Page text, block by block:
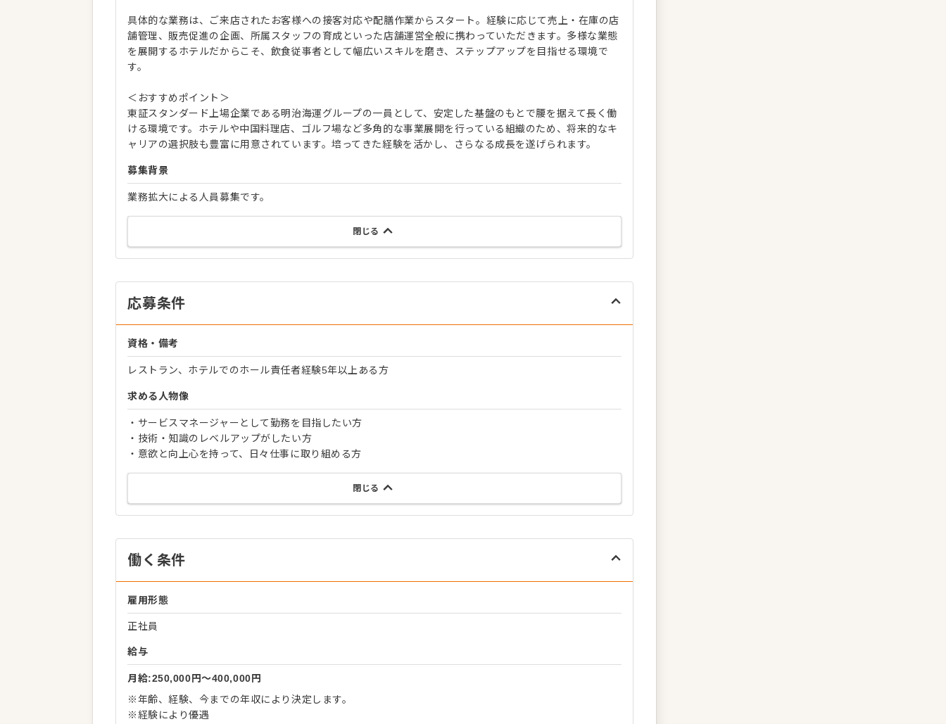
具体的な業務は、ご来店されたお客様への接客対応や配膳作業からスタート。経験に応じて売上・在庫の店
舗管理、販売促進の企画、所属スタッフの育成といった店舗運営全般に携わっていただきます。多様な業態
を展開するホテルだからこそ、飲食従事者として幅広いスキルを磨き、ステップアップを目指せる環境で
す。
＜おすすめポイント＞
東証スタンダード上場企業である明治海運グループの一員として、安定した基盤のもとで腰を据えて長く働
ける環境です。ホテルや中国料理店、ゴルフ場など多角的な事業展開を行っている組織のため、将来的なキ
ャリアの選択肢も豊富に用意されています。培ってきた経験を活かし、さらなる成長を遂げられます。
募集背景
業務拡大による人員募集です。
閉じる
応募条件
資格・備考
レストラン、ホテルでのホール責任者経験5年以上ある方
求める人物像
・サービスマネージャーとして勤務を目指したい方
・技術・知識のレベルアップがしたい方
・意欲と向上心を持って、日々仕事に取り組める方
閉じる
働く条件
雇用形態
正社員
給与
月給:250,000円〜400,000円
※年齢、経験、今までの年収により決定します。
※経験により優遇